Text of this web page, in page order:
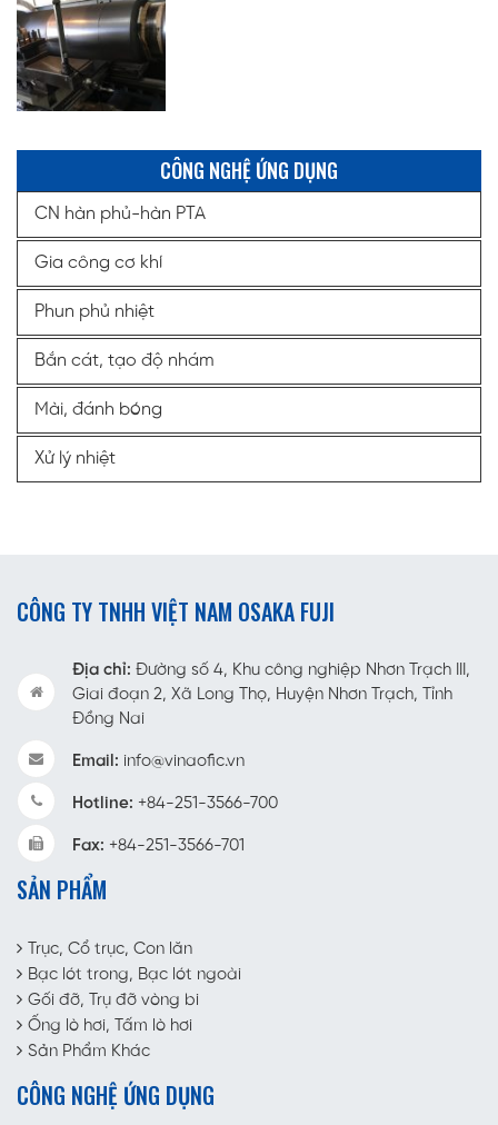
CÔNG NGHỆ ỨNG DỤNG
CN hàn phủ-hàn PTA
Gia công cơ khí
Phun phủ nhiệt
Bắn cát, tạo độ nhám
Mài, đánh bóng
Xử lý nhiệt
CÔNG TY TNHH VIỆT NAM OSAKA FUJI
Địa chỉ: Đường số 4, Khu công nghiệp Nhơn Trạch III,
Giai đoạn 2, Xã Long Thọ, Huyện Nhơn Trạch, Tỉnh
Đồng Nai
Email: info@vinaofic.vn
Hotline: +84-251-3566-700
Fax: +84-251-3566-701
SẢN PHẨM
Trục, Cổ trục, Con lăn
Bạc lót trong, Bạc lót ngoài
Gối đỡ, Trụ đỡ vòng bi
Ống lò hơi, Tấm lò hơi
Sản Phẩm Khác
CÔNG NGHỆ ỨNG DỤNG